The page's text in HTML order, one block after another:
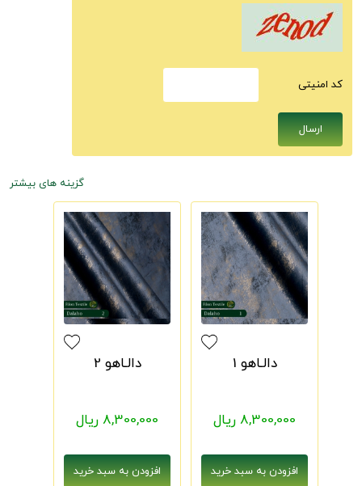
كد امنيتى
گزینه های بیشتر
دالـاهو 1
8,300,000 ریال
دالـاهو 2
8,300,000 ریال